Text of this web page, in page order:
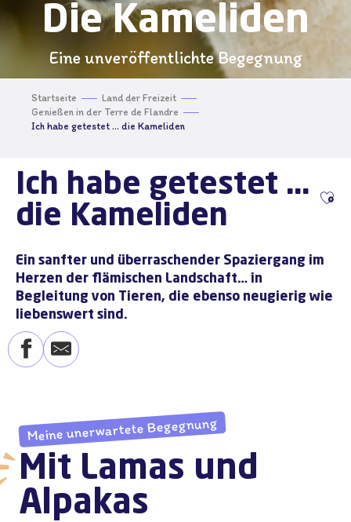
Die Kameliden
Eine unveröffentlichte Begegnung
Startseite
Land der Freizeit
Genießen in der Terre de Flandre
Ich habe getestet … die Kameliden
Ich habe getestet …
die Kameliden
Ein sanfter und überraschender Spaziergang im
Herzen der flämischen Landschaft… in
Begleitung von Tieren, die ebenso neugierig wie
liebenswert sind.
Meine unerwartete Begegnung
Mit Lamas und
Alpakas